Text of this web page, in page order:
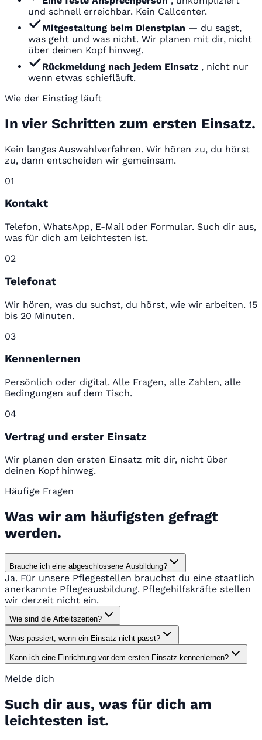
und schnell erreichbar. Kein Callcenter.
Mitgestaltung beim Dienstplan — du sagst,
was geht und was nicht. Wir planen mit dir, nicht
über deinen Kopf hinweg.
Rückmeldung nach jedem Einsatz , nicht nur
wenn etwas schiefläuft.
Wie der Einstieg läuft
In vier Schritten zum ersten Einsatz.
Kein langes Auswahlverfahren. Wir hören zu, du hörst
zu, dann entscheiden wir gemeinsam.
01
Kontakt
Telefon, WhatsApp, E-Mail oder Formular. Such dir aus,
was für dich am leichtesten ist.
02
Telefonat
Wir hören, was du suchst, du hörst, wie wir arbeiten. 15
bis 20 Minuten.
03
Kennenlernen
Persönlich oder digital. Alle Fragen, alle Zahlen, alle
Bedingungen auf dem Tisch.
04
Vertrag und erster Einsatz
Wir planen den ersten Einsatz mit dir, nicht über
deinen Kopf hinweg.
Häufige Fragen
Was wir am häufigsten gefragt
werden.
Brauche ich eine abgeschlossene Ausbildung?
Ja. Für unsere Pflegestellen brauchst du eine staatlich
anerkannte Pflegeausbildung. Pflegehilfskräfte stellen
wir derzeit nicht ein.
Wie sind die Arbeitszeiten?
Was passiert, wenn ein Einsatz nicht passt?
Kann ich eine Einrichtung vor dem ersten Einsatz kennenlernen?
Melde dich
Such dir aus, was für dich am
leichtesten ist.